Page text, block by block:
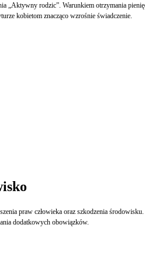
takiej umowy do ZUS, nie spowoduje, że będącym na emeryturze kobietom znacząco wzrośnie świadczenie.
praw człowieka oraz szkodzenia
dodatkowych obowiązków.